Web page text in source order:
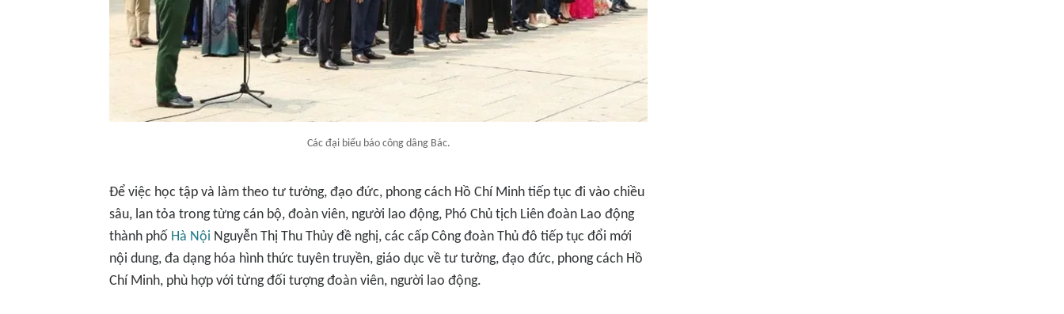
Các đại biểu báo công dâng Bác.
Để việc học tập và làm theo tư tưởng, đạo đức, phong cách Hồ Chí Minh tiếp tục đi vào chiều
sâu, lan tỏa trong từng cán bộ, đoàn viên, người lao động, Phó Chủ tịch Liên đoàn Lao động
thành phố Hà Nội Nguyễn Thị Thu Thủy đề nghị, các cấp Công đoàn Thủ đô tiếp tục đổi mới
nội dung, đa dạng hóa hình thức tuyên truyền, giáo dục về tư tưởng, đạo đức, phong cách Hồ
Chí Minh, phù hợp với từng đối tượng đoàn viên, người lao động.